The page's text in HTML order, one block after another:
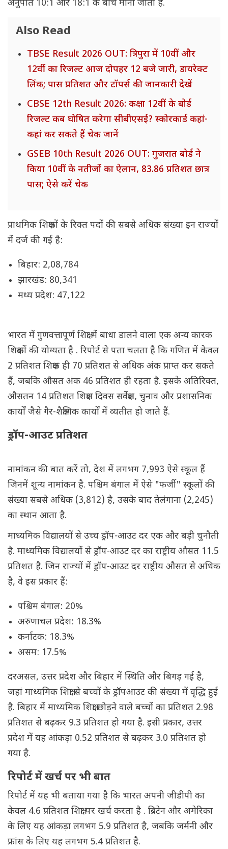
अनुपात 10:1 और 18:1 के बीच माना जाता है.
Also Read
TBSE Result 2026 OUT: त्रिपुरा में 10वीं और
12वीं का रिजल्ट आज दोपहर 12 बजे जारी, डायरेक्ट
लिंक; पास प्रतिशत और टॉपर्स की जानकारी देखें
CBSE 12th Result 2026: कक्षा 12वीं के बोर्ड
रिजल्ट कब घोषित करेगा सीबीएसई? स्कोरकार्ड कहां-
कहां कर सकते हैं चेक जानें
GSEB 10th Result 2026 OUT: गुजरात बोर्ड ने
किया 10वीं के नतीजों का ऐलान, 83.86 प्रतिशत छात्र
पास; ऐसे करें चेक
प्राथमिक शिक्षकों के रिक्त पदों की सबसे अधिक संख्या इन राज्यों
में दर्ज की गई है:
बिहार: 2,08,784
झारखंड: 80,341
मध्य प्रदेश: 47,122
भारत में गुणवत्तापूर्ण शिक्षा में बाधा डालने वाला एक अन्य कारक
शिक्षकों की योग्यता है . रिपोर्ट से पता चलता है कि गणित में केवल
2 प्रतिशत शिक्षक ही 70 प्रतिशत से अधिक अंक प्राप्त कर सकते
हैं, जबकि औसत अंक 46 प्रतिशत ही रहता है. इसके अतिरिक्त,
औसतन 14 प्रतिशत शिक्षण दिवस सर्वेक्षण, चुनाव और प्रशासनिक
कार्यों जैसे गैर-शैक्षणिक कार्यों में व्यतीत हो जाते हैं.
ड्रॉप-आउट प्रतिशत
नामांकन की बात करें तो, देश में लगभग 7,993 ऐसे स्कूल हैं
जिनमें शून्य नामांकन है. पश्चिम बंगाल में ऐसे "फर्जी" स्कूलों की
संख्या सबसे अधिक (3,812) है, उसके बाद तेलंगाना (2,245)
का स्थान आता है.
माध्यमिक विद्यालयों से उच्च ड्रॉप-आउट दर एक और बड़ी चुनौती
है. माध्यमिक विद्यालयों से ड्रॉप-आउट दर का राष्ट्रीय औसत 11.5
प्रतिशत है. जिन राज्यों में ड्रॉप-आउट दर राष्ट्रीय औसत से अधिक
है, वे इस प्रकार हैं:
पश्चिम बंगाल: 20%
अरुणाचल प्रदेश: 18.3%
कर्नाटक: 18.3%
असम: 17.5%
दरअसल, उत्तर प्रदेश और बिहार में स्थिति और बिगड़ गई है,
जहां माध्यमिक शिक्षा से बच्चों के ड्रॉपआउट की संख्या में वृद्धि हुई
है. बिहार में माध्यमिक शिक्षा छोड़ने वाले बच्चों का प्रतिशत 2.98
प्रतिशत से बढ़कर 9.3 प्रतिशत हो गया है. इसी प्रकार, उत्तर
प्रदेश में यह आंकड़ा 0.52 प्रतिशत से बढ़कर 3.0 प्रतिशत हो
गया है.
रिपोर्ट में खर्च पर भी बात
रिपोर्ट में यह भी बताया गया है कि भारत अपनी जीडीपी का
केवल 4.6 प्रतिशत शिक्षा पर खर्च करता है . ब्रिटेन और अमेरिका
के लिए यह आंकड़ा लगभग 5.9 प्रतिशत है, जबकि जर्मनी और
फ्रांस के लिए यह लगभग 5.4 प्रतिशत है.